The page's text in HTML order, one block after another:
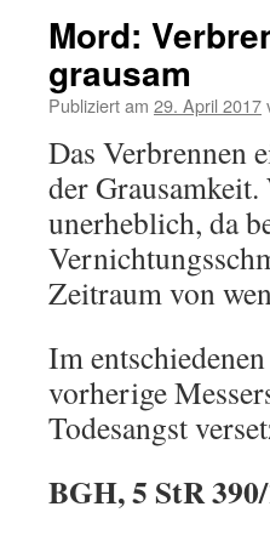
Mord:
grausam
Publiziert am 29. April 2017
Das Verbrennen
der
unerheblich, da
Zeitraum von
Im
vorherige
Todesangst
BGH, 5 StR